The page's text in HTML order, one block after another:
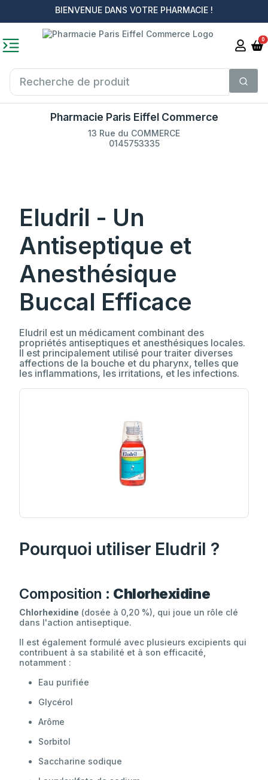
BIENVENUE DANS VOTRE PHARMACIE !
0
Pharmacie Paris Eiffel Commerce
13 Rue du COMMERCE
0145753335
Eludril - Un
Antiseptique et
Anesthésique
Buccal Efficace
Eludril est un médicament combinant des
propriétés antiseptiques et anesthésiques locales.
Il est principalement utilisé pour traiter diverses
affections de la bouche et du pharynx, telles que
les inflammations, les irritations, et les infections.
Pourquoi utiliser Eludril ?
Composition : Chlorhexidine
Chlorhexidine (dosée à 0,20 %), qui joue un rôle clé
dans l'action antiseptique.
Il est également formulé avec plusieurs excipients qui
contribuent à sa stabilité et à son efficacité,
notamment :
Eau purifiée
Glycérol
Arôme
Sorbitol
Saccharine sodique